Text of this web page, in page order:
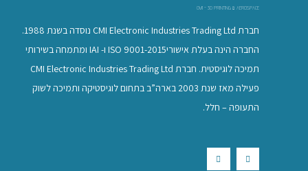
CMI - 3D PRINTING & AEROSPACE
חברת CMI Electronic Industries Trading Ltd נוסדה בשנת 1988.
החברה הינה בעלת אישוריISO 9001-2015 ו- IAI ומתמחה בשירותי
תמיכה לוגיסטית. חברת CMI Electronic Industries Trading Ltd
פעילה מאז שנת 2003 בארה”ב בתחום לוגיסטיקה ותמיכה לשוק
התעופה – חלל.